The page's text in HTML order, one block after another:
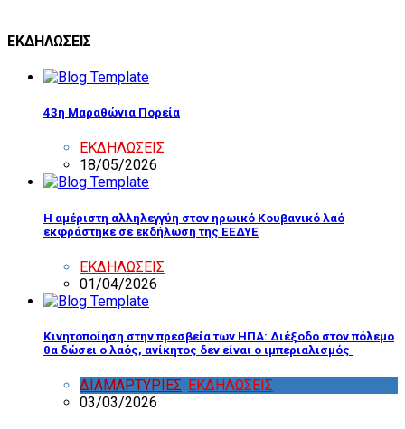
ΕΚΔΗΛΩΣΕΙΣ
43η Μαραθώνια Πορεία
ΕΚΔΗΛΩΣΕΙΣ
18/05/2026
Η αμέριστη αλληλεγγύη στον ηρωικό Κουβανικό λαό
εκφράστηκε σε εκδήλωση της ΕΕΔΥΕ
ΕΚΔΗΛΩΣΕΙΣ
01/04/2026
Κινητοποίηση στην πρεσβεία των ΗΠΑ: Διέξοδο στον πόλεμο
θα δώσει ο λαός, ανίκητος δεν είναι ο ιμπεριαλισμός
ΔΙΑΜΑΡΤΥΡΙΕΣ ΕΚΔΗΛΩΣΕΙΣ
03/03/2026